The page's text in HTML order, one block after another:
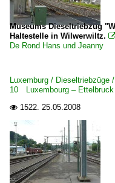
Museums Dieseltriebzug
Haltestelle in Wilwerwiltz.
De Rond Hans und Jeanny
Luxemburg / Dieseltriebzüge
10 Luxembourg – Ettelbruck
 1522. 25.05.2008